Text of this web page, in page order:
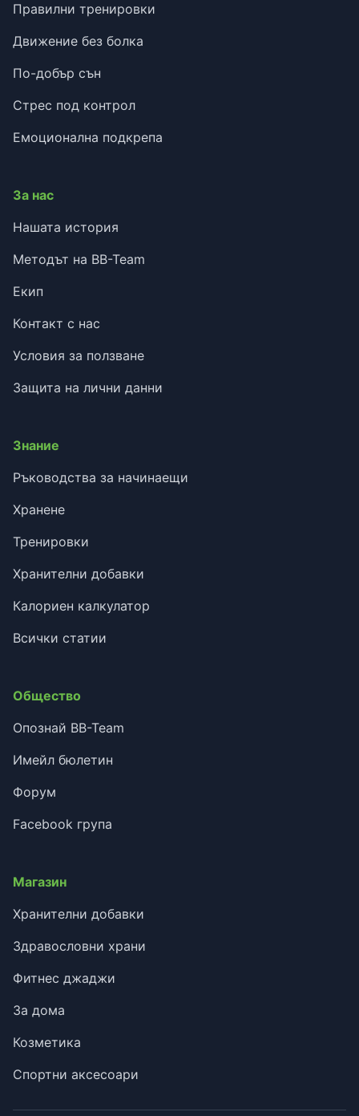
Правилни тренировки
Движение без болка
По-добър сън
Стрес под контрол
Емоционална подкрепа
За нас
Нашата история
Методът на BB-Team
Екип
Контакт с нас
Условия за ползване
Защита на лични данни
Знание
Ръководства за начинаещи
Хранене
Тренировки
Хранителни добавки
Калориен калкулатор
Всички статии
Общество
Опознай BB-Team
Имейл бюлетин
Форум
Facebook група
Магазин
Хранителни добавки
Здравословни храни
Фитнес джаджи
За дома
Козметика
Спортни аксесоари